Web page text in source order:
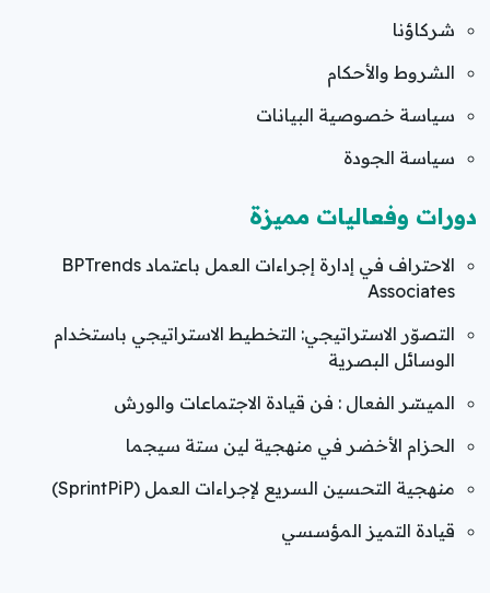
شركاؤنا
الشروط والأحكام
سياسة خصوصية البيانات
سياسة الجودة
دورات وفعاليات مميزة
الاحتراف في إدارة إجراءات العمل باعتماد BPTrends
Associates
التصوّر الاستراتيجي: التخطيط الاستراتيجي باستخدام
الوسائل البصرية
الميسّر الفعال : فن قيادة الاجتماعات والورش
الحزام الأخضر في منهجية لين ستة سيجما
منهجية التحسين السريع لإجراءات العمل (SprintPiP)
قيادة التميز المؤسسي